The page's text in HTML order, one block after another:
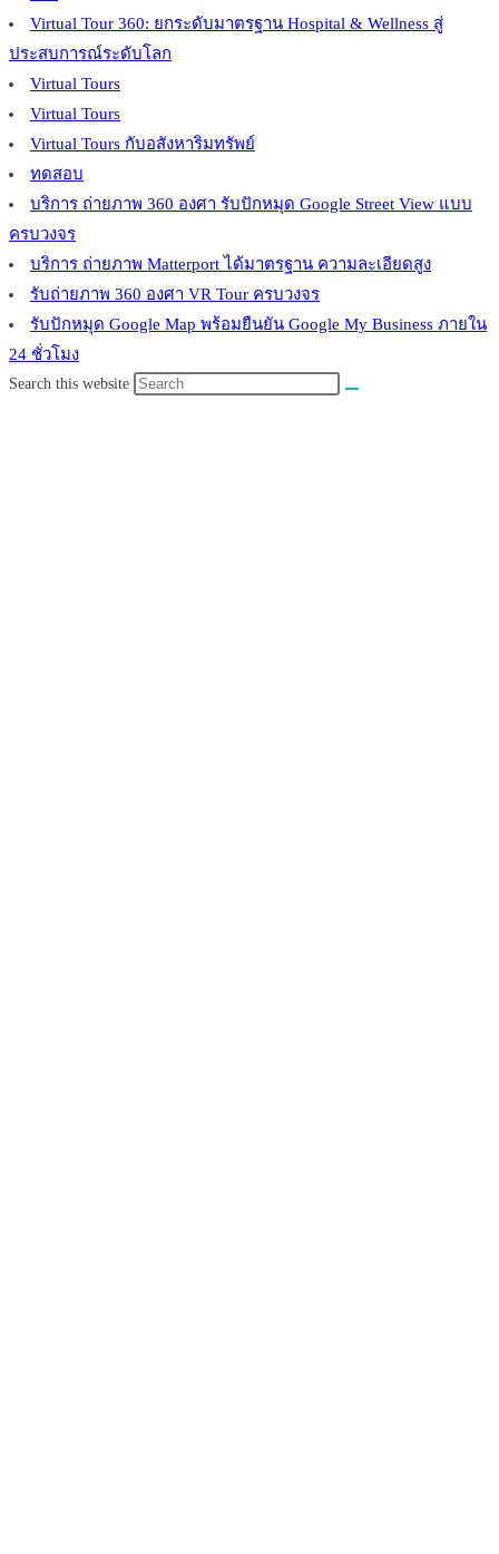
Virtual Tour 360: ยกระดับมาตรฐาน Hospital & Wellness สู่
ประสบการณ์ระดับโลก
Virtual Tours
Virtual Tours
Virtual Tours กับอสังหาริมทรัพย์
ทดสอบ
บริการ ถ่ายภาพ 360 องศา รับปักหมุด Google Street View แบบ
ครบวงจร
บริการ ถ่ายภาพ Matterport ได้มาตรฐาน ความละเอียดสูง
รับถ่ายภาพ 360 องศา VR Tour ครบวงจร
รับปักหมุด Google Map พร้อมยืนยัน Google My Business ภายใน
24 ชั่วโมง
Search this website